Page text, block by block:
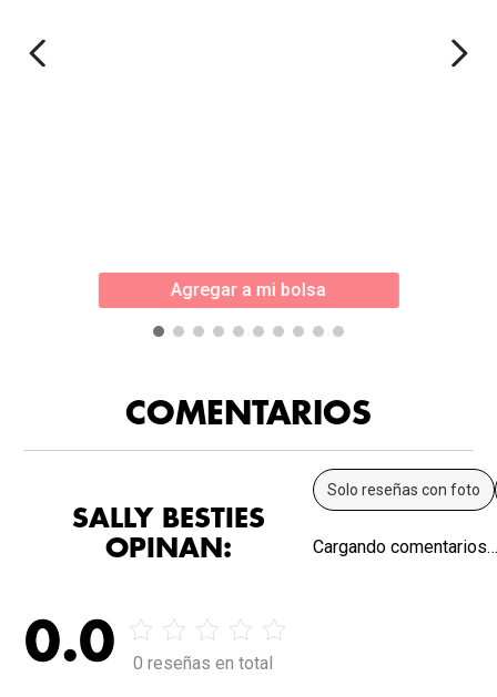
Agregar a mi bolsa
COMENTARIOS
SALLY BESTIES
OPINAN:
0.0 0 reseñas en total
Solo reseñas con foto
Cargando